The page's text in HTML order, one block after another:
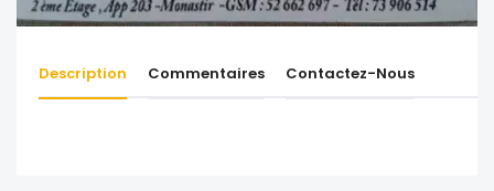
Description Commentaires Contactez-Nous